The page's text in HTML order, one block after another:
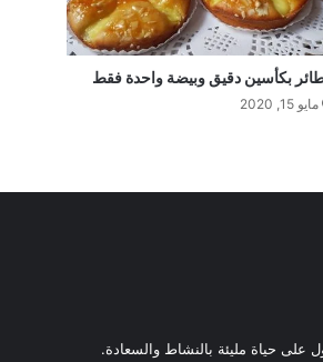
بكأسين دقيق وبيضة واحدة فقط
مايو 15, 2020
حياة مليئة بالنشاط والسعادة.